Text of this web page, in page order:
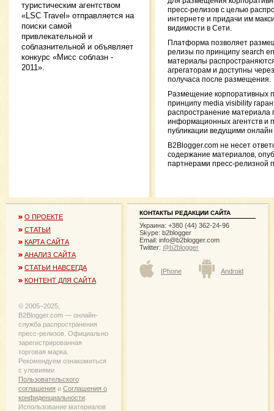
туристическим агентством
«LSC Travel» отправляется на
поиски самой
привлекательной и
соблазнительной и объявляет
конкурс «Мисс соблазн -
2011».
пресс-релизов с целью
интернете и придачи им
видимости в Сети.
Платформа позволяет
релизы по принципу search
материалы
агрегаторам и доступны
получаса после размещения.
Размещение корпоративных
принципу media visibility
распространение материала
информационных агентств и
публикации ведущими
B2Blogger.com не несет
содержание материалов,
партнерами пресс-релизной
О ПРОЕКТЕ
СТАТЬИ
КАРТА САЙТА
АНАЛИЗ САЙТА
СТАТЬИ НАВСЕГДА
КОНТЕНТ ДЛЯ САЙТА
© 2005−2025,
B2Blogger.com — онлайн-
служба распространения
пресс-релизов. Официально
зарегистрированная
торговая марка.
Рекомендуем ознакомиться
с уловиями
Пользовательского
соглашения и Соглашения о
конфиденциальности
Использование материалов
КОНТАКТЫ РЕДАКЦИИ САЙТА
Украина: +380 (44) 362-24-96
Skype: b2blogger
Email: info@b2blogger.com
Twitter: @b2blogger
IPhone Android